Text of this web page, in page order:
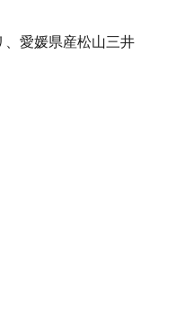
、愛媛県産松山三井